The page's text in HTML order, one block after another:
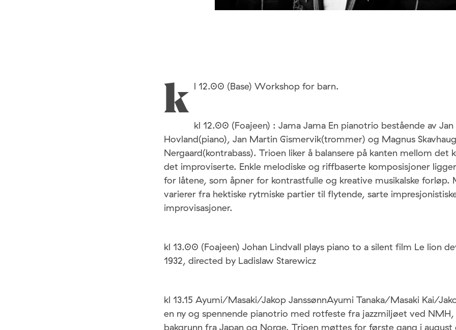
k l 12.00 (Base) Workshop for barn.
kl 12.00 (Foajeen) : Jama Jama En pianotrio bestående av
Hovland(piano), Jan Martin Gismervik(trommer) og Magnus Skavhaug
Nergaard(kontrabass). Trioen liker å balansere på kanten mellom det
det improviserte. Enkle melodiske og riffbaserte komposisjoner
for låtene, som åpner for kontrastfulle og kreative musikalske forløp.
varierer fra hektiske rytmiske partier til flytende, sarte
improvisasjoner.
kl 13.00 (Foajeen) Johan Lindvall plays piano to a silent film Le lion
1932, directed by Ladislaw Starewicz
kl 13.15 Ayumi/Masaki/Jakop JanssønnAyumi Tanaka/Masaki Kai/
en ny og spennende pianotrio med rotfeste fra jazzmiljøet ved
bakgrunn fra Japan og Norge. Trioen møttes for første gang i august